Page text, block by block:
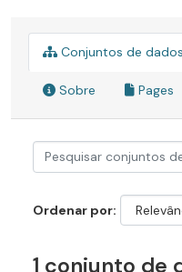
Conjuntos de dados
Sobre Pages
Ordenar por
1 conjunto de